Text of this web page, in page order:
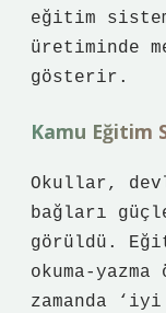
eğitim
üretiminde
gösterir.
Kamu Eğitim
Okullar,
bağları
görüldü.
zamanda